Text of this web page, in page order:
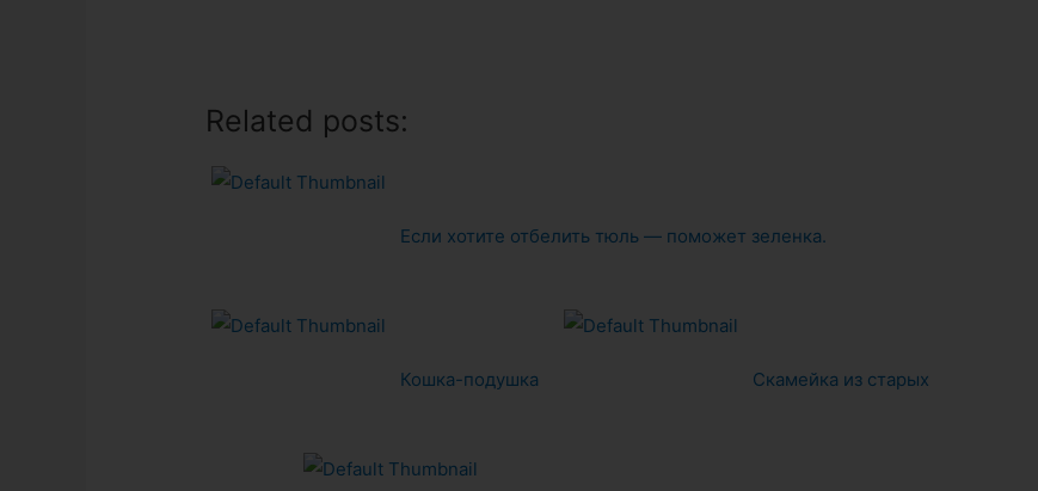
Related posts:
Если хотите отбелить тюль — поможет зеленка.
Кошка-подушка Скамейка из старых